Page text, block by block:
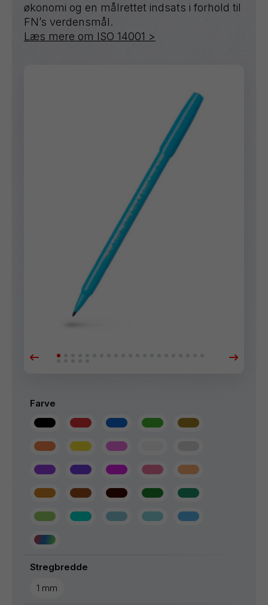
økonomi og en målrettet indsats i forhold til
FN’s verdensmål.
Læs mere om ISO 14001 >
Farve
Stregbredde
1 mm